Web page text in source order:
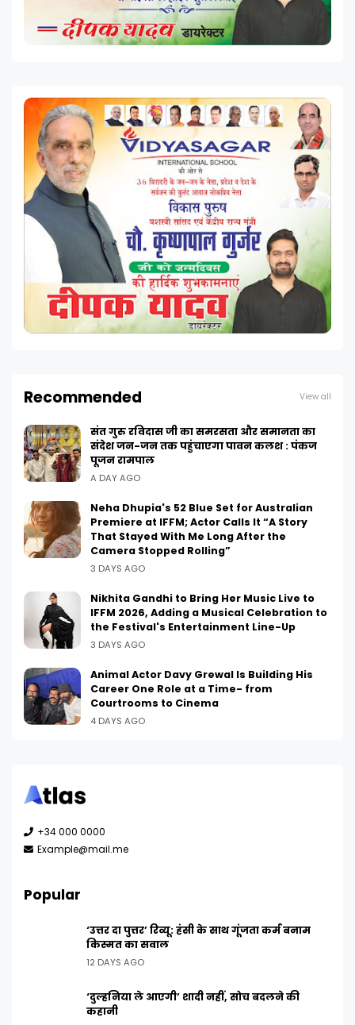
Recommended View all
संत गुरु रविदास जी का समरसता और समानता का
संदेश जन-जन तक पहुंचाएगा पावन कलश : पंकज
पूजन रामपाल
A DAY AGO
Neha Dhupia's 52 Blue Set for Australian
Premiere at IFFM; Actor Calls It “A Story
That Stayed With Me Long After the
Camera Stopped Rolling”
3 DAYS AGO
Nikhita Gandhi to Bring Her Music Live to
IFFM 2026, Adding a Musical Celebration to
the Festival's Entertainment Line-Up
3 DAYS AGO
Animal Actor Davy Grewal Is Building His
Career One Role at a Time- from
Courtrooms to Cinema
4 DAYS AGO
+34 000 0000
Example@mail.me
Popular
‘उत्तर दा पुत्तर’ रिव्यू: हंसी के साथ गूंजता कर्म बनाम
किस्मत का सवाल
12 DAYS AGO
‘दुल्हनिया ले आएगी’ शादी नहीं, सोच बदलने की
कहानी